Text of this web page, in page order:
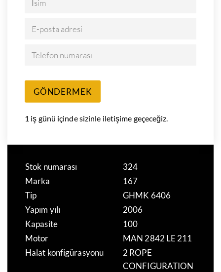
İsim
E-posta adresi
Telefon numarası
GÖNDERMEK
1 iş günü içinde sizinle iletişime geçeceğiz.
Stok numarası
324
Marka
167
Tip
GHMK 6406
Yapım yılı
2006
Kapasite
100
Motor
MAN 2842 LE 211
Halat konfigürasyonu
2 ROPE
CONFIGURATION